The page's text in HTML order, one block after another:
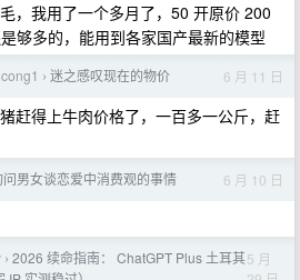
，我用了一个多月了，50 开原价 200
够多的，能用到各家国产最新的模型
› 迷之感叹现在的物价 6 月 11 日
赶得上牛肉价格了，一百多一公斤，赶
问男女谈恋爱中消费观的事情 6 月 10 日
› 2026 续命指南： ChatGPT Plus 土耳其5 月